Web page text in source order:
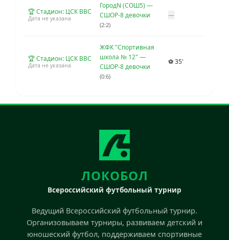
🏆 Стадион: ЦСК ВВС
Дата не указана
ГородN (СОШ5) —
СШОР-8 девочки
(2:2)
—
🏆 Стадион: ЦСК ВВС
Дата не указана
ЖФК "Спортивная
школа № 12" —
СШОР-8 девочки
(0:6)
⚽ 35'
ЛОКОБОЛ
Всероссийский футбольный турнир
Ведущий Всероссийский футбольный турнир.
Организовываем турниры, развиваем детский и
юношеский футбол, поддерживаем спортивные